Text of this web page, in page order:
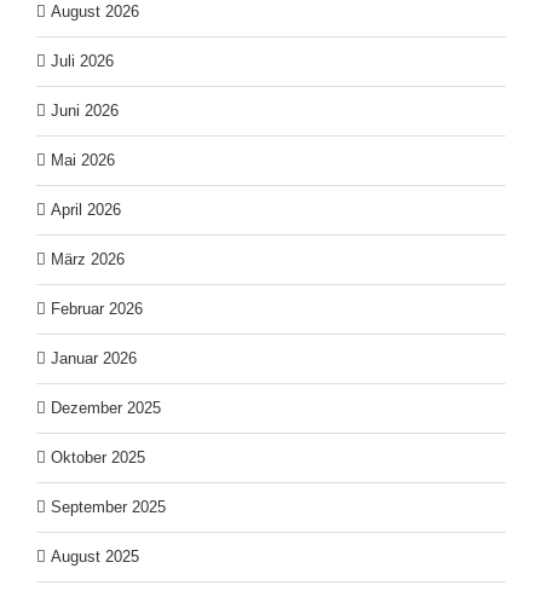
August 2026
Juli 2026
Juni 2026
Mai 2026
April 2026
März 2026
Februar 2026
Januar 2026
Dezember 2025
Oktober 2025
September 2025
August 2025